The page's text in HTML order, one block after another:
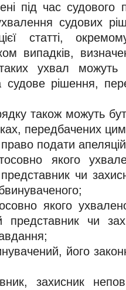
під час судового
судових
статті,
випадків,
ухвал
судове рішення,
також можуть
передбачених
подати
якого
чи
якого
представник чи
його
захисник